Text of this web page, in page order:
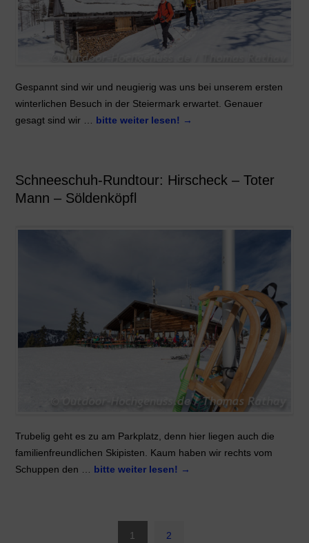
Gespannt sind wir und neugierig was uns bei unserem ersten
winterlichen Besuch in der Steiermark erwartet. Genauer
gesagt sind wir … bitte weiter lesen! →
Schneeschuh-Rundtour: Hirscheck – Toter
Mann – Söldenköpfl
Trubelig geht es zu am Parkplatz, denn hier liegen auch die
familienfreundlichen Skipisten. Kaum haben wir rechts vom
Schuppen den … bitte weiter lesen! →
1 2